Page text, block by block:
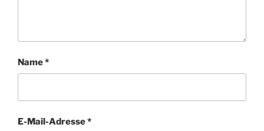
Name*
E-Mail-Adresse*